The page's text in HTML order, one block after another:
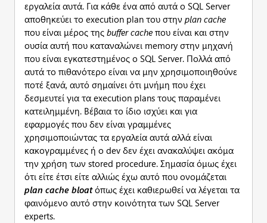
εργαλεία αυτά. Για κάθε ένα από αυτά ο SQL Server
αποθηκεύει το execution plan του στην plan cache
που είναι μέρος της buffer cache που είναι και στην
ουσία αυτή που καταναλώνει memory στην μηχανή
που είναι εγκατεστημένος ο SQL Server. Πολλά από
αυτά το πιθανότερο είναι να μην χρησιμοποιηθούνε
ποτέ ξανά, αυτό σημαίνει ότι μνήμη που έχει
δεσμευτεί για τα execution plans τους παραμένει
κατειλημμένη. Βέβαια το ίδιο ισχύει και για
εφαρμογές που δεν είναι γραμμένες
χρησιμοποιώντας τα εργαλεία αυτά αλλά είναι
κακογραμμένες ή ο dev δεν έχει ανακαλύψει ακόμα
την χρήση των stored procedure. Σημασία όμως έχει
ότι είτε έτσι είτε αλλιώς έχω αυτό που ονομάζεται
plan cache bloatόπως έχει καθιερωθεί να λέγεται τα
φαινόμενο αυτό στην κοινότητα των SQL Server
experts.